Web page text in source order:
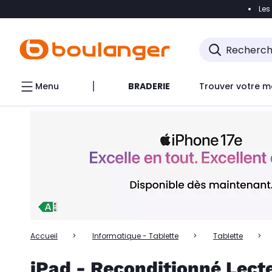
Accéder
Accéder directement au chatbot
Menu BRADERIE Trouver votre
Accueil Informatique - Tablette Tablette